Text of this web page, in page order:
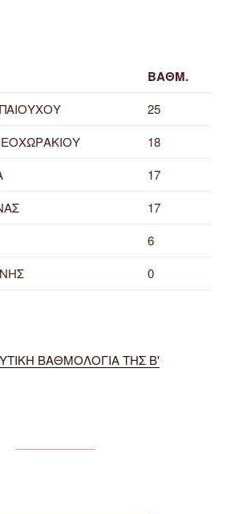
ΒΑΘΜ.
25
18
17
17
6
0
ΒΑΘΜΟΛΟΓΙΑ ΤΗΣ Β'